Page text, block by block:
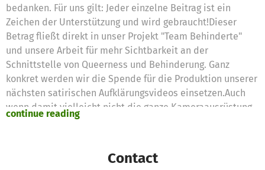
bedanken. Für uns gilt: Jeder einzelne Beitrag ist ein
Zeichen der Unterstützung und wird gebraucht!Dieser
Betrag fließt direkt in unser Projekt "Team Behinderte"
und unsere Arbeit für mehr Sichtbarkeit an der
Schnittstelle von Queerness und Behinderung. Ganz
konkret werden wir die Spende für die Produktion unserer
nächsten satirischen Aufklärungsvideos einsetzen.Auch
wenn damit vielleicht nicht die ganze Kameraausrüstung
bezahlt ist ;), so hilft uns diese Spende doch ganz
Softwarelizenz für den Videoschnitt.Jeder Euro ist ein
continue reading
Contact